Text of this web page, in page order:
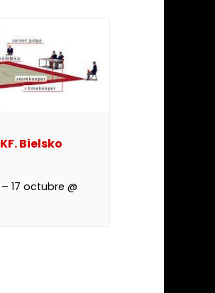
Bielsko
– 17 octubre @